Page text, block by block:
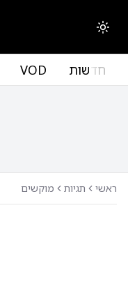
החלפת מצב תצוגה
חדשות VOD
ראשי תגיות מוקשים